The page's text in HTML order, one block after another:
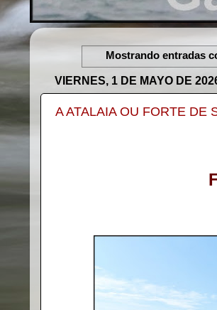
Mostrando entradas
VIERNES, 1 DE MAYO DE
A ATALAIA OU FORTE DE